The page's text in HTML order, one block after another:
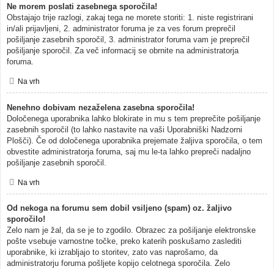
Ne morem poslati zasebnega sporočila!
Obstajajo trije razlogi, zakaj tega ne morete storiti: 1. niste registrirani
in/ali prijavljeni, 2. administrator foruma je za ves forum preprečil
pošiljanje zasebnih sporočil, 3. administrator foruma vam je preprečil
pošiljanje sporočil. Za več informacij se obrnite na administratorja
foruma.
Na vrh
Nenehno dobivam nezaželena zasebna sporočila!
Določenega uporabnika lahko blokirate in mu s tem preprečite pošiljanje
zasebnih sporočil (to lahko nastavite na vaši Uporabniški Nadzorni
Plošči). Če od določenega uporabnika prejemate žaljiva sporočila, o tem
obvestite administratorja foruma, saj mu le-ta lahko prepreči nadaljno
pošiljanje zasebnih sporočil.
Na vrh
Od nekoga na forumu sem dobil vsiljeno (spam) oz. žaljivo
sporočilo!
Zelo nam je žal, da se je to zgodilo. Obrazec za pošiljanje elektronske
pošte vsebuje varnostne točke, preko katerih poskušamo zaslediti
uporabnike, ki izrabljajo to storitev, zato vas naprošamo, da
administratorju foruma pošljete kopijo celotnega sporočila. Zelo